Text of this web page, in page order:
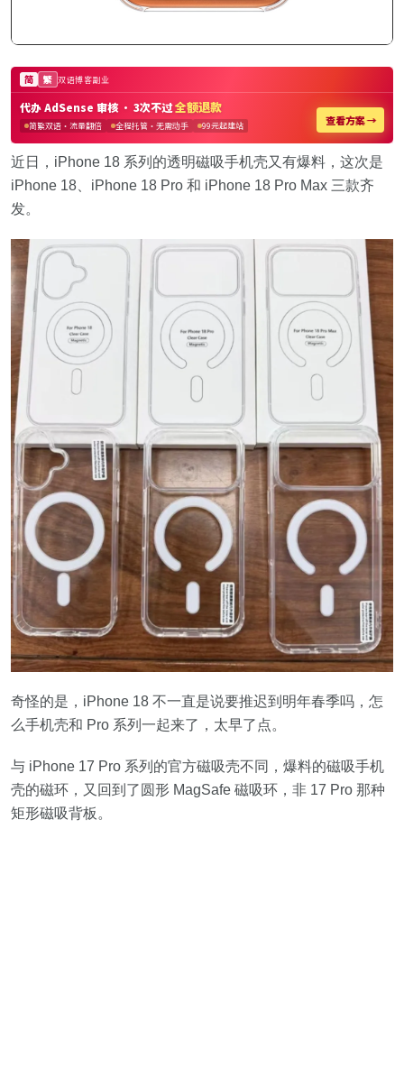
近日，iPhone 18 系列的透明磁吸手机壳又有爆料，这次是
iPhone 18、iPhone 18 Pro 和 iPhone 18 Pro Max 三款齐
发。
奇怪的是，iPhone 18 不一直是说要推迟到明年春季吗，怎
么手机壳和 Pro 系列一起来了，太早了点。
与 iPhone 17 Pro 系列的官方磁吸壳不同，爆料的磁吸手机
壳的磁环，又回到了圆形 MagSafe 磁吸环，非 17 Pro 那种
矩形磁吸背板。